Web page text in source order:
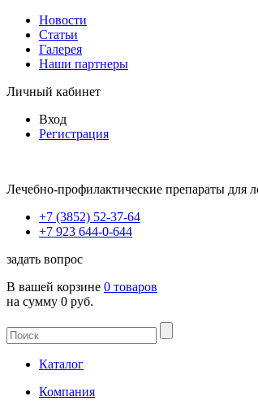
Новости
Статьи
Галерея
Наши партнеры
Личный кабинет
Вход
Регистрация
Лечебно-профилактические препараты для
+7 (3852) 52-37-64
+7 923 644-0-644
задать вопрос
В вашей корзине 0 товаров
на сумму 0 руб.
Каталог
Компания